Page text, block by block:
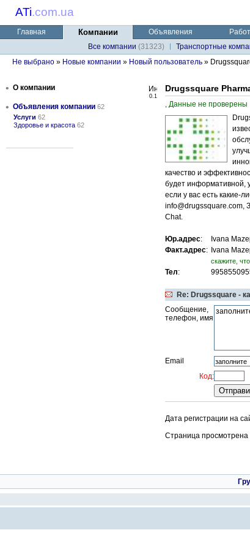
ATi.com.ua
Главная Компании Объявления
Все компании (31323) Транспортные
Не выбрано » Новые компании » Новый пользователь »
• О компании
• Объявления компании 62
Услуги 62
Здоровье и красота 62
0.1
Drugssquare
, Данные не проверены
качество и
будет информативной,
если у вас есть какие-
info@drugssquare.com,
Chat.
Юр.адрес:
Ivana
Факт.адрес: Ivana
cкажите,
Тел:
Re: Drugssquare -
Сообщение,
телефон, имя
Email
Код:
Дата регистрации на
Страница просмотрена